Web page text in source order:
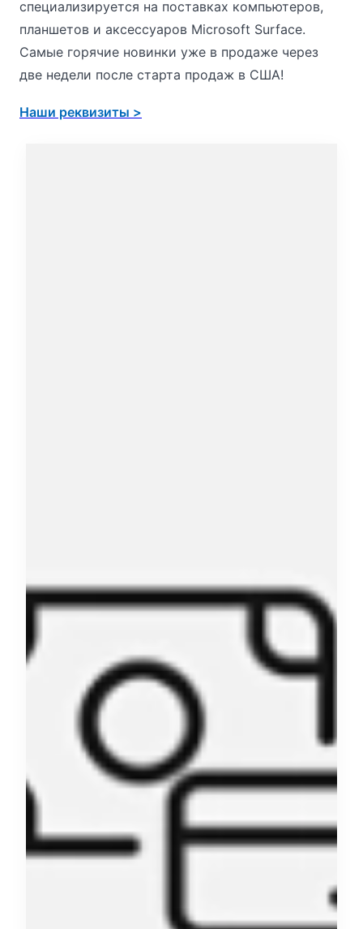
специализируется на поставках компьютеров,
планшетов и аксессуаров Microsoft Surface.
Самые горячие новинки уже в продаже через
две недели после старта продаж в США!
Наши реквизиты >